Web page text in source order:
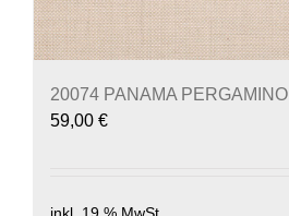
20074 PANAMA PERGAMINO
59,00 €